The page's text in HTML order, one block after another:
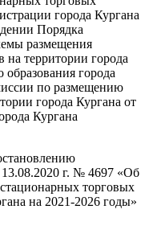
города Кургана
Порядка
размещения
на территории города
города
по размещению
города Кургана от
Кургана
г. № 4697 «Об
торговых
на 2021-2026 годы»